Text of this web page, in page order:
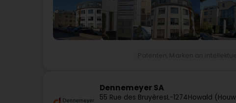
Dennemeyer SA
55 Rue des BruyèresL-1274Howald